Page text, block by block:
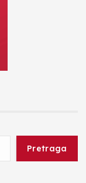
Pretraga